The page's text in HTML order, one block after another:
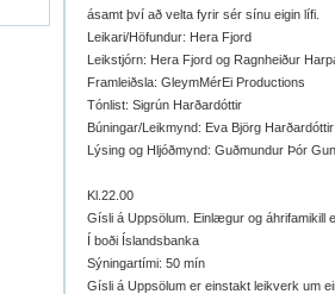
ásamt því að velta fyrir sér sínu eigin lífi.
Leikari/Höfundur: Hera Fjord
Leikstjórn: Hera Fjord og Ragnheiður
Framleiðsla: GleymMérEi Productions
Tónlist: Sigrún Harðardóttir
Búningar/Leikmynd: Eva Björg Harðardóttir
Lýsing og Hljóðmynd: Guðmundur Þór
Kl.22.00
Gísli á Uppsölum. Einlægur og áhrifamikill
Í boði Íslandsbanka
Sýningartími: 50 mín
Gísli á Uppsölum er einstakt leikverk um